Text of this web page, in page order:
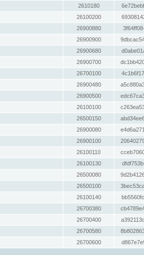
2610180
26100200
26900880
26900900
26900680
26900700
26700100
26900480
26900500
26100100
26500150
26900080
26900100
26100110
26100130
26500080
26500100
26100140
26700380
26700400
26700580
26700600